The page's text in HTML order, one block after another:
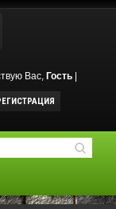
Вас, Гость